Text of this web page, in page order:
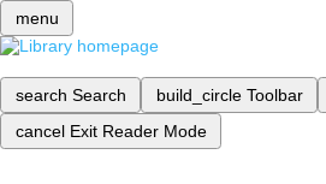
menu
search Search build_circle Toolbar
cancel Exit Reader Mode